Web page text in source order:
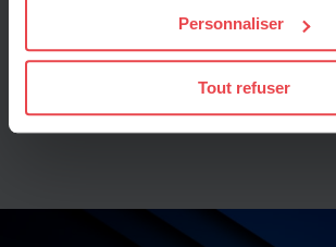
géographique qui peuvent être
Pour en savoir plus sur le traitement de
Personnaliser
Tout refuser